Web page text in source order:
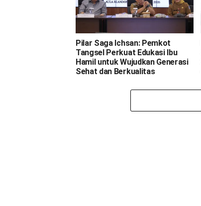
Pilar Saga Ichsan: Pemkot
Tangsel Perkuat Edukasi Ibu
Hamil untuk Wujudkan Generasi
Sehat dan Berkualitas